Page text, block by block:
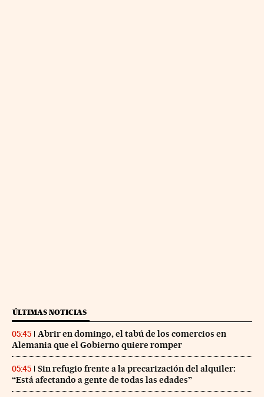
ÚLTIMAS NOTICIAS
05:45
Abrir en domingo, el tabú de los comercios en
Alemania que el Gobierno quiere romper
05:45
Sin refugio frente a la precarización del alquiler:
“Está afectando a gente de todas las edades”